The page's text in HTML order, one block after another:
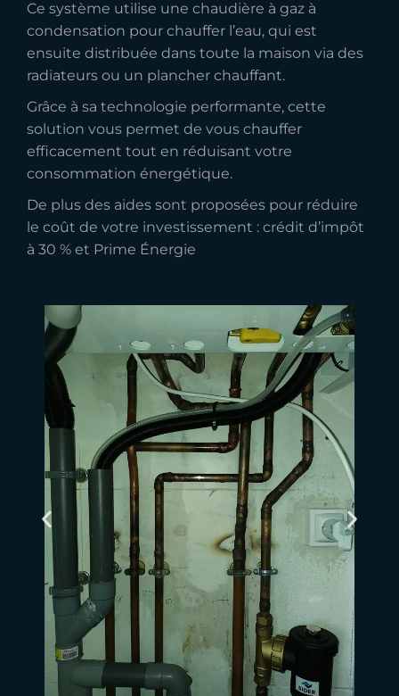
Ce système utilise une chaudière à gaz à
condensation pour chauffer l’eau, qui est
ensuite distribuée dans toute la maison via des
radiateurs ou un plancher chauffant.
Grâce à sa technologie performante, cette
solution vous permet de vous chauffer
efficacement tout en réduisant votre
consommation énergétique.
De plus des aides sont proposées pour réduire
le coût de votre investissement : crédit d’impôt
à 30 % et Prime Énergie